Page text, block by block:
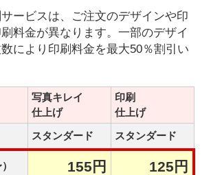
ービスは、ご注文のデザインや印
料金が異なります。一部のデザイ
により印刷料金を最大50％割引い
写真キレイ
仕上げ
印刷
仕上げ
スタンダード スタンダード
155円 125円